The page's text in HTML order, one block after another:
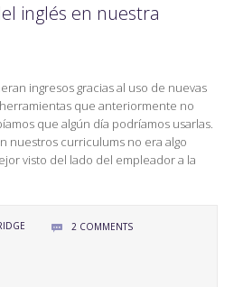
inglés en nuestra
ingresos gracias al uso de nuevas
que anteriormente no
que algún día podríamos usarlas.
nuestros curriculums no era algo
visto del lado del empleador a la
 2 COMMENTS